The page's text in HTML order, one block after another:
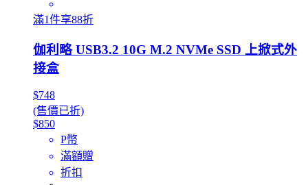
滿1件享88折
伽利略 USB3.2 10G M.2 NVMe SSD 上掀式外
接盒
$748
(售價已折)
$850
P幣
滿額贈
折扣